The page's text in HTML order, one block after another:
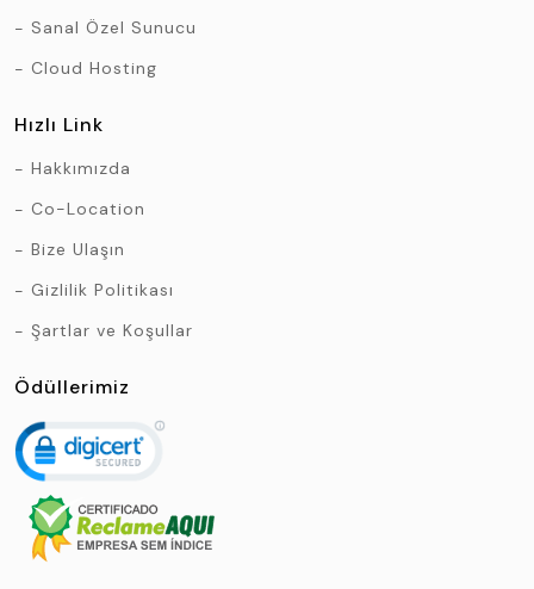
Sanal Özel Sunucu
Cloud Hosting
Hızlı Link
Hakkımızda
Co-Location
Bize Ulaşın
Gizlilik Politikası
Şartlar ve Koşullar
Ödüllerimiz